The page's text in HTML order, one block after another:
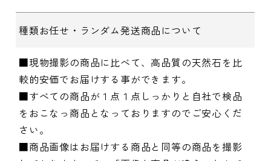
種類お任せ・ランダム発送商品について
■現物撮影の商品に比べて、高品質の天然石を比
較的安価でお届けする事ができます。
■すべての商品が１点１点しっかりと自社で検品
をおこなっ商品となっておりますのでご安心くだ
さい。
■商品画像はお届けする商品と同等の商品を撮影